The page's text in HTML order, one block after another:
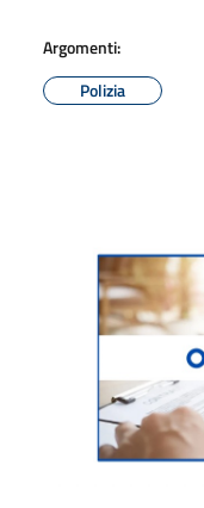
Argomenti:
Polizia